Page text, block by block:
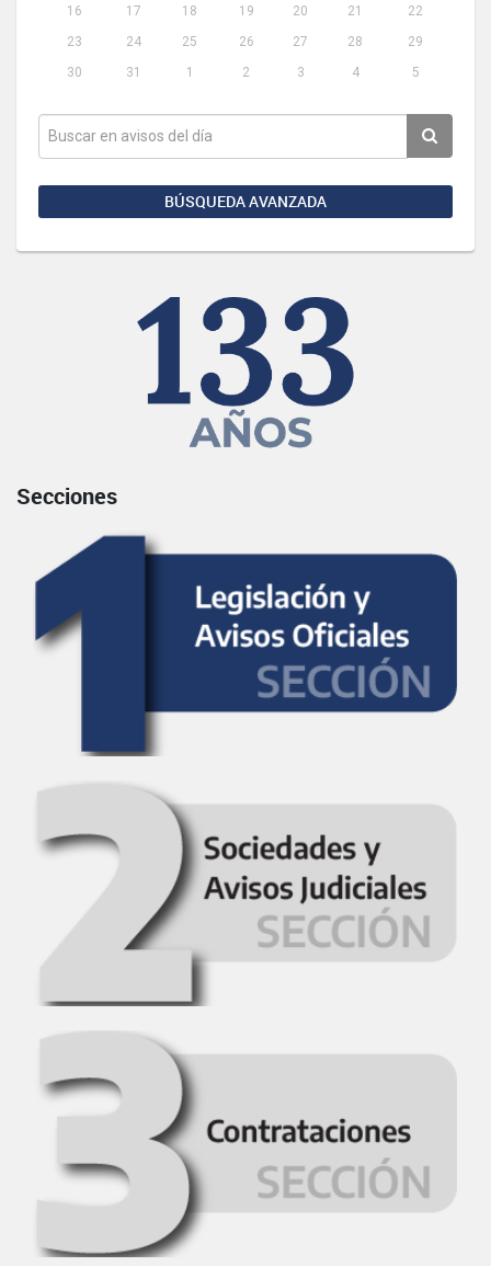
16
17 18 19 20 21
22
23
24 25 26 27 28
29
30
31 1 2 3 4 5
BÚSQUEDA AVANZADA
Secciones